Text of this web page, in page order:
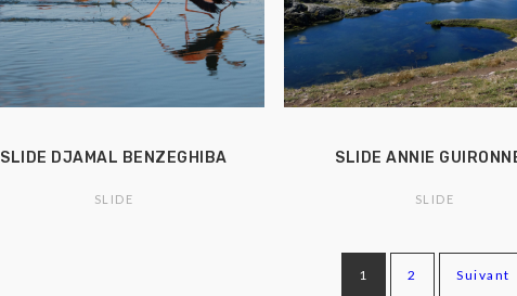
SLIDE DJAMAL BENZEGHIBA
SLIDE
SLIDE ANNIE
SLIDE
1 2 Suivant